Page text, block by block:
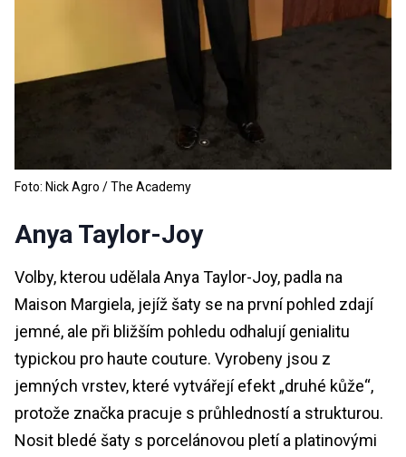
Foto: Nick Agro / The Academy
Anya Taylor-Joy
Volby, kterou udělala Anya Taylor-Joy, padla na
Maison Margiela, jejíž šaty se na první pohled zdají
jemné, ale při bližším pohledu odhalují genialitu
typickou pro haute couture. Vyrobeny jsou z
jemných vrstev, které vytvářejí efekt „druhé kůže“,
protože značka pracuje s průhledností a strukturou.
Nosit bledé šaty s porcelánovou pletí a platinovými